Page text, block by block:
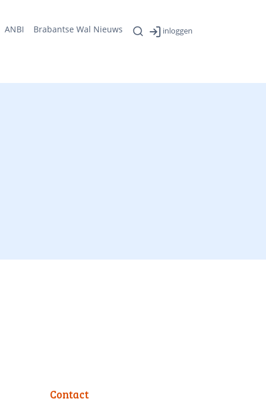
ANBI Brabantse Wal Nieuws inloggen
Contact